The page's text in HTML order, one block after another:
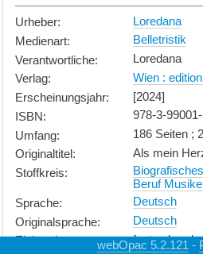
Urheber:
Loredana
Medienart:
Belletristik
Verantwortliche:
Loredana
Verlag:
Wien :
Erscheinungsjahr:
[2024]
ISBN:
978-3-
Umfang:
186 Seiten ;
Originaltitel:
Als mein
Stoffkreis: Biografisches
Beruf
Sprache:
Deutsch
Originalsprache:
Deutsch
Einband:
fest
webOpac 5.2.121 -